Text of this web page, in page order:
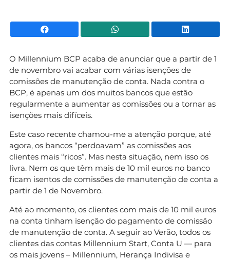
Facebook WhatsApp
O Millennium BCP acaba de anunciar que a partir de 1
de novembro vai acabar com várias isenções de
comissões de manutenção de conta. Nada contra o
BCP, é apenas um dos muitos bancos que estão
regularmente a aumentar as comissões ou a tornar as
isenções mais difíceis.
Este caso recente chamou-me a atenção porque, até
agora, os bancos “perdoavam” as comissões aos
clientes mais “ricos”. Mas nesta situação, nem isso os
livra. Nem os que têm mais de 10 mil euros no banco
ficam isentos de comissões de manutenção de conta a
partir de 1 de Novembro.
Até ao momento, os clientes com mais de 10 mil euros
na conta tinham isenção do pagamento de comissão
de manutenção de conta. A seguir ao Verão, todos os
clientes das contas Millennium Start, Conta U — para
os mais jovens – Millennium, Herança Indivisa e